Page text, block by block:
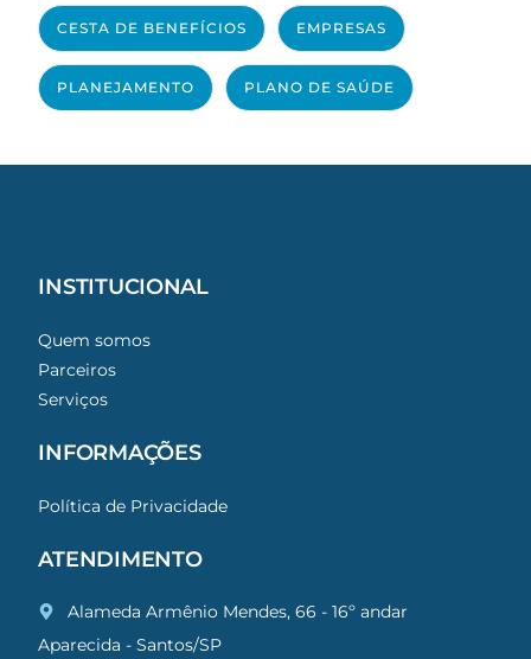
CESTA DE BENEFÍCIOS EMPRESAS
PLANEJAMENTO PLANO DE SAÚDE
INSTITUCIONAL
Quem somos
Parceiros
Serviços
INFORMAÇÕES
Política de Privacidade
ATENDIMENTO
Alameda Armênio Mendes, 66 - 16º andar
Aparecida - Santos/SP